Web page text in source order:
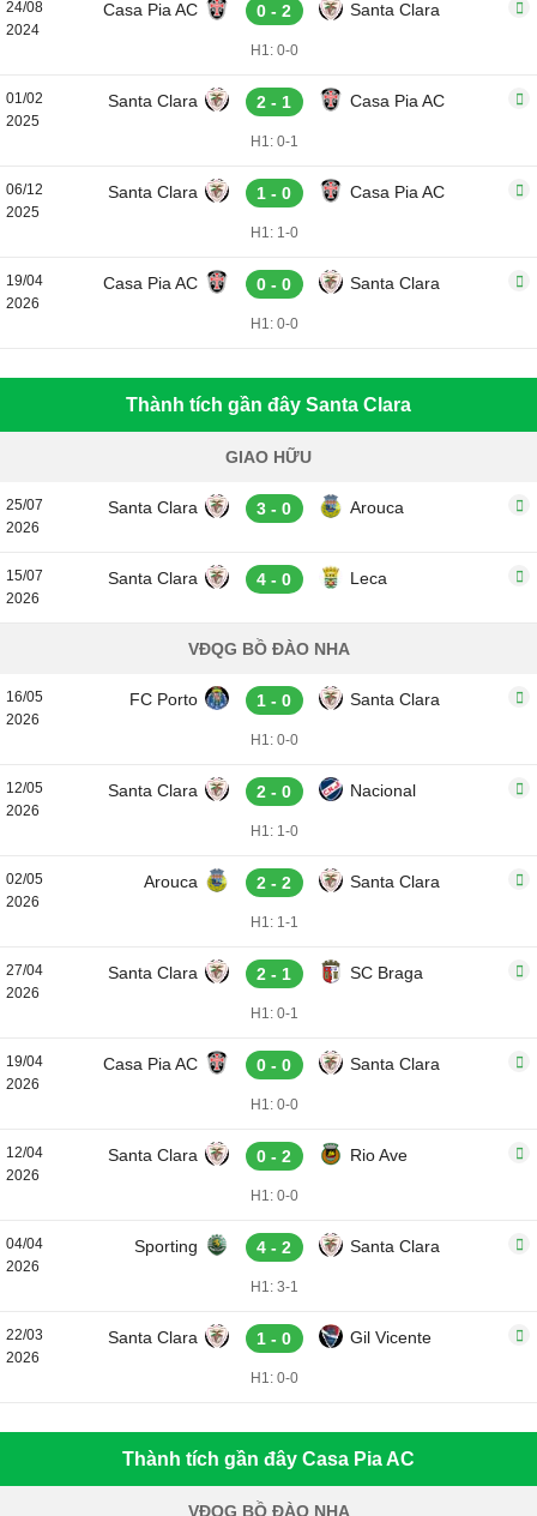
24/08
2024
Casa Pia AC 0 - 2 Santa Clara
H1: 0-0
01/02
2025
Santa Clara 2 - 1 Casa Pia AC
H1: 0-1
06/12
2025
Santa Clara 1 - 0 Casa Pia AC
H1: 1-0
19/04
2026
Casa Pia AC 0 - 0 Santa Clara
H1: 0-0
Thành tích gần đây Santa Clara
GIAO HỮU
25/07
2026
Santa Clara 3 - 0 Arouca
15/07
2026
Santa Clara 4 - 0 Leca
VĐQG BỒ ĐÀO NHA
16/05
2026
FC Porto 1 - 0 Santa Clara
H1: 0-0
12/05
2026
Santa Clara 2 - 0 Nacional
H1: 1-0
02/05
2026
Arouca 2 - 2 Santa Clara
H1: 1-1
27/04
2026
Santa Clara 2 - 1 SC Braga
H1: 0-1
19/04
2026
Casa Pia AC 0 - 0 Santa Clara
H1: 0-0
12/04
2026
Santa Clara 0 - 2 Rio Ave
H1: 0-0
04/04
2026
Sporting 4 - 2 Santa Clara
H1: 3-1
22/03
2026
Santa Clara 1 - 0 Gil Vicente
H1: 0-0
Thành tích gần đây Casa Pia AC
VĐQG BỒ ĐÀO NHA